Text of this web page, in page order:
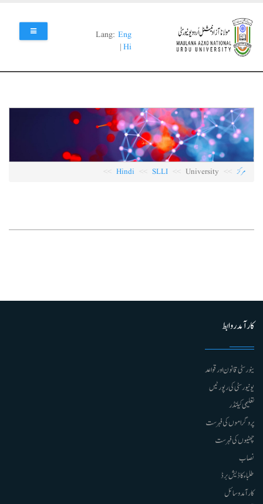
main
content
Lang: Eng
| Hi
مرکز SLLI
Hindi
کارآمد روابط
ینورسٹی قانون اور قواعد
یونیورسٹی کی رپورٹیں
تعلیمی کیلنڈر
پروگراموں کی فہرست
چھٹیوں کی فہرست
نصاب
طلباء کا ڈیش برڈ
کارآمد وسائل